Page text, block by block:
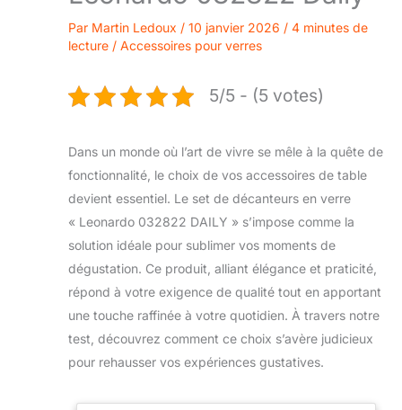
Par Martin Ledoux / 10 janvier 2026 / 4 minutes de
lecture / Accessoires pour verres
5/5 - (5 votes)
Dans un monde où l’art de vivre se mêle à la quête de
fonctionnalité, le choix de vos accessoires de table
devient essentiel. Le set de décanteurs en verre
« Leonardo 032822 DAILY » s’impose comme la
solution idéale pour sublimer vos moments de
dégustation. Ce produit, alliant élégance et praticité,
répond à votre exigence de qualité tout en apportant
une touche raffinée à votre quotidien. À travers notre
test, découvrez comment ce choix s’avère judicieux
pour rehausser vos expériences gustatives.